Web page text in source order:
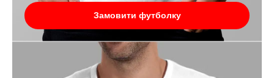
Замовити футболку